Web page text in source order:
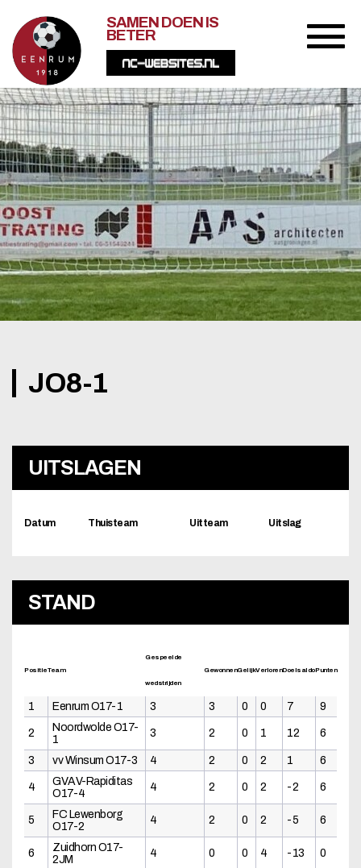
SAMEN DOEN IS
BETER
JO8-1
UITSLAGEN
Datum Thuisteam Uitteam Uitslag
STAND
PositieTeam
Gespeelde
wedstrijden
GewonnenGelijkVerlorenDoelsaldoPunten
1 Eenrum O17-1 3 3 0 0 7 9
2
Noordwolde O17-
1
3 2 0 1 12 6
3 vv Winsum O17-3 4 2 0 2 1 6
4
GVAV-Rapiditas
O17-4
4 2 0 2 -2 6
5
FC Lewenborg
O17-2
4 2 0 2 -5 6
6
Zuidhorn O17-
2JM
4 0 0 4 -13 0